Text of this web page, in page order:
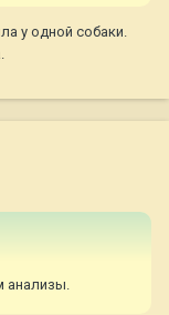
у одной собаки.
анализы.